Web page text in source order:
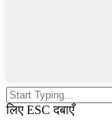
लिए ESC दबाएँ